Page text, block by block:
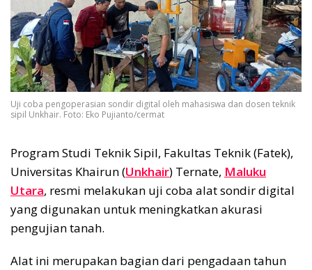
Uji coba pengoperasian sondir digital oleh mahasiswa dan dosen teknik
sipil Unkhair. Foto: Eko Pujianto/cermat
Program Studi Teknik Sipil, Fakultas Teknik (Fatek),
Universitas Khairun (Unkhair) Ternate, Maluku
Utara, resmi melakukan uji coba alat sondir digital
yang digunakan untuk meningkatkan akurasi
pengujian tanah.
Alat ini merupakan bagian dari pengadaan tahun